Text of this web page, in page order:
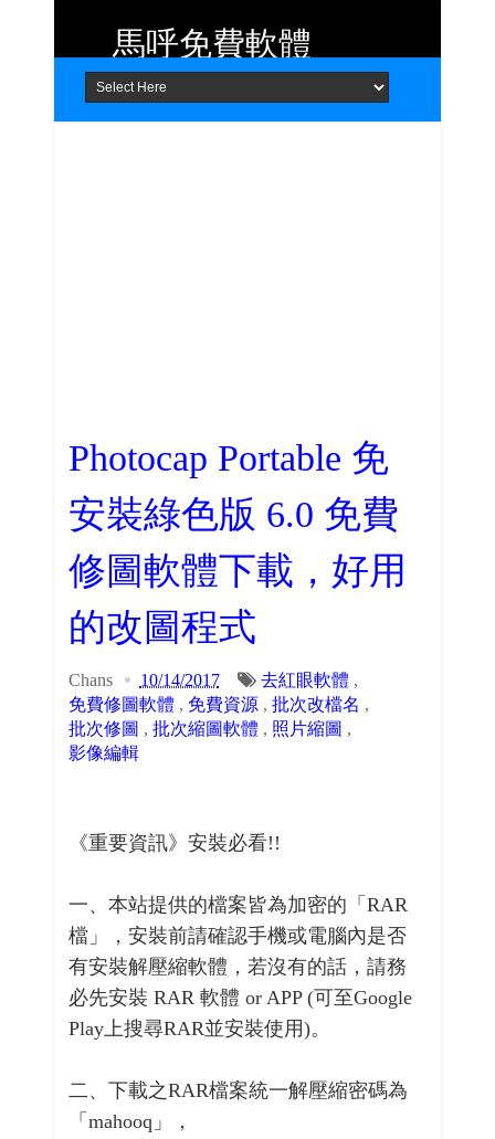
Home About Contact
馬呼免費軟體
提供 Android、iOS 好用的手機應用
程式及 Windows 免費軟體
Photocap Portable 免
安裝綠色版 6.0 免費
修圖軟體下載，好用
的改圖程式
Chans 10/14/2017 去紅眼軟體 ,
免費修圖軟體 , 免費資源, 批次改檔名 ,
批次修圖 , 批次縮圖軟體 , 照片縮圖 ,
影像編輯
《重要資訊》安裝必看!!
一、本站提供的檔案皆為加密的「RAR
檔」，安裝前請確認手機或電腦內是否
有安裝解壓縮軟體，若沒有的話，請務
必先安裝 RAR 軟體 or APP (可至Google
Play上搜尋RAR並安裝使用)。
二、下載之RAR檔案統一解壓縮密碼為
「mahooq」，